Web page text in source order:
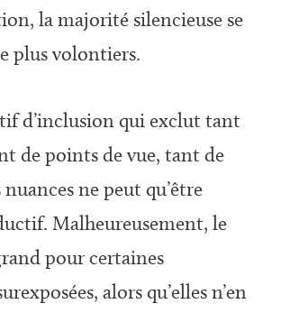
la majorité silencieuse se
plus volontiers.
d’inclusion qui exclut tant
de points de vue, tant de
nuances ne peut qu’être
Malheureusement, le
pour certaines
alors qu’elles n’en